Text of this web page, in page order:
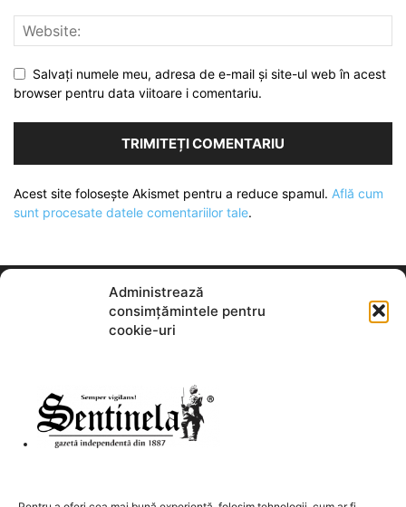
Administrează
consimțămintele pentru
cookie-uri
Salvați numele meu, adresa de e-mail și site-ul web în acest
browser pentru data viitoare i comentariu.
Acest site folosește Akismet pentru a reduce spamul. Află cum
sunt procesate datele comentariilor tale.